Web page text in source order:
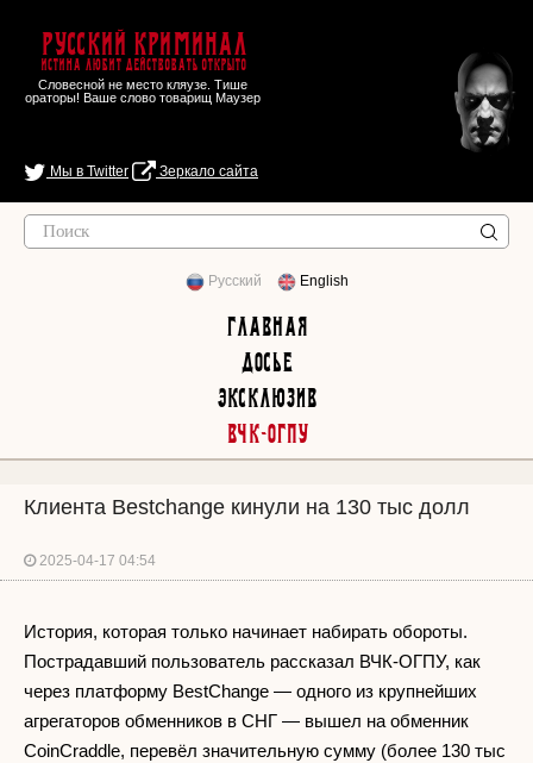
Русский Криминал
Истина любит действовать открыто
Словесной не место кляузе. Тише
ораторы! Ваше слово товарищ Маузер
Мы в Twitter Зеркало сайта
Русский English
Главная
Досье
Эксклюзив
ВЧК-ОГПУ
Клиента Bestchange кинули на 130 тыс долл
2025-04-17 04:54
История, которая только начинает набирать обороты.
Пострадавший пользователь рассказал ВЧК-ОГПУ, как
через платформу BestChange — одного из крупнейших
агрегаторов обменников в СНГ — вышел на обменник
CoinCraddle, перевёл значительную сумму (более 130 тыс